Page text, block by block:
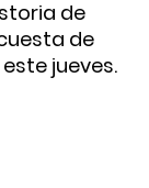
de
de
jueves.